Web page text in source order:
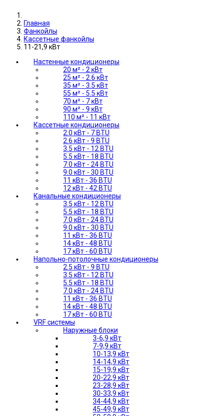
Главная
Фанкойлы
Кассетные фанкойлы
11-21,9 кВт
Настенные кондиционеры
20 м² - 2 кВт
25 м² - 2.6 кВт
35 м² - 3.5 кВт
55 м² - 5.5 кВт
70 м² - 7 кВт
90 м² - 9 кВт
110 м² - 11 кВт
Кассетные кондиционеры
2.0 кВт - 7 BTU
2.6 кВт - 9 BTU
3.5 кВт - 12 BTU
5.5 кВт - 18 BTU
7.0 кВт - 24 BTU
9.0 кВт - 30 BTU
11 кВт - 36 BTU
12 кВт - 42 BTU
Канальные кондиционеры
3.5 кВт - 12 BTU
5.5 кВт - 18 BTU
7.0 кВт - 24 BTU
9.0 кВт - 30 BTU
11 кВт - 36 BTU
14 кВт - 48 BTU
17 кВт - 60 BTU
Напольно-потолочные кондиционеры
2.5 кВт - 9 BTU
3.5 кВт - 12 BTU
5.5 кВт - 18 BTU
7.0 кВт - 24 BTU
11 кВт - 36 BTU
14 кВт - 48 BTU
17 кВт - 60 BTU
VRF системы
Наружные блоки
3-6,9 кВт
7-9,9 кВт
10-13,9 кВт
14-14,9 кВт
15-19,9 кВт
20-22,9 кВт
23-28,9 кВт
30-33,9 кВт
34-44,9 кВт
45-49,9 кВт